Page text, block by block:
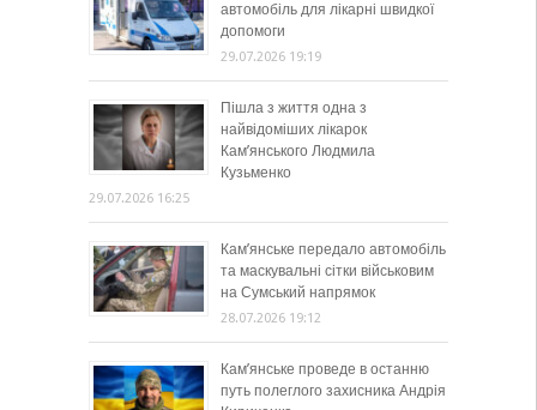
автомобіль для лікарні швидкої
допомоги
29.07.2026 19:19
Пішла з життя одна з
найвідоміших лікарок
Кам’янського Людмила
Кузьменко
29.07.2026 16:25
Кам’янське передало автомобіль
та маскувальні сітки військовим
на Сумський напрямок
28.07.2026 19:12
Кам’янське проведе в останню
путь полеглого захисника Андрія